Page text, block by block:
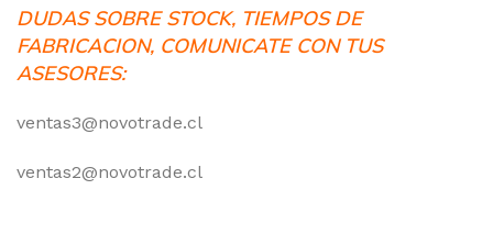
DUDAS SOBRE STOCK, TIEMPOS DE
FABRICACION, COMUNICATE CON TUS
ASESORES:
ventas3@novotrade.cl
ventas2@novotrade.cl